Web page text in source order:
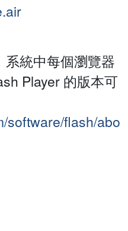
統中每個瀏覽器
Player 的版本可
software/flash/abo